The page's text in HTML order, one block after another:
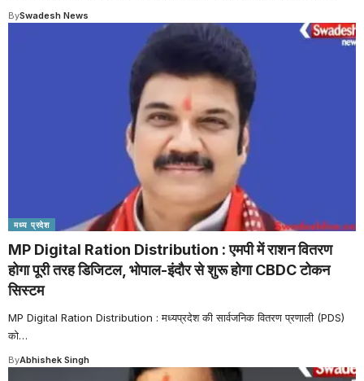
BySwadesh News
मध्य प्रदेश
MP Digital Ration Distribution : एमपी में राशन वितरण
होगा पूरी तरह डिजिटल, भोपाल-इंदौर से शुरू होगा CBDC टोकन
सिस्टम
MP Digital Ration Distribution : मध्यप्रदेश की सार्वजनिक वितरण प्रणाली (PDS)
को…
ByAbhishek Singh